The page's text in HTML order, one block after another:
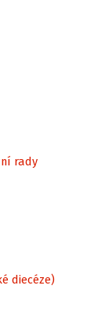
rady
diecéze)